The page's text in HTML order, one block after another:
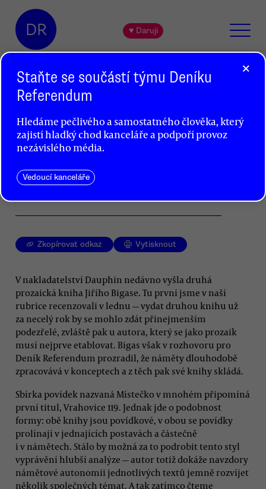
DR ♥ Daruji
Spodní proudy života
Jakub Vaníček
Jiří Bigas se představil jako autor, který
Svého tématu se nevzdává ani v nové knize
Zkopírovat odkaz Vytisknout
V nakladatelství Dauphin nedávno vyšla druhá
prozaická kniha Jiřího Bigase. Tu první jsme v naší
rubrice recenzovali v lednu — vydat druhou knihu už
za necelý rok by se mohlo zdát přinejmenším
podezřelé, zvláště pak u autora, který se jako prozaik
musí nejprve etablovat. Bigas však v rozhovoru pro
Deník Referendum prozradil, že náměty dlouhodobě
zpracovává v konceptech a z těch pak své knihy skládá.
Sbírka povídek nazvaná Místečko v mnohém připomíná
první titul, Vrahovice 119. Jednak jde o podobnost
formy: obě knihy jsou povídkové, v obou se povídky
prolínají v jednajících postavách a částečně
i v námětech. Stálo by možná za to podrobit tento styl
vyprávění hlubší analýze — autor totiž dokáže navzdory
námětové autonomii jednotlivých textů jemně rozvíjet
několik společných témat. A tak zatímco čteme
×
Staňte se součástí týmu Deníku
Referendum
Hledáme pečlivého a samostatného člověka, který
zajistí hladký chod kanceláře a podpoří provoz
nezávislého média.
Vedoucí kanceláře